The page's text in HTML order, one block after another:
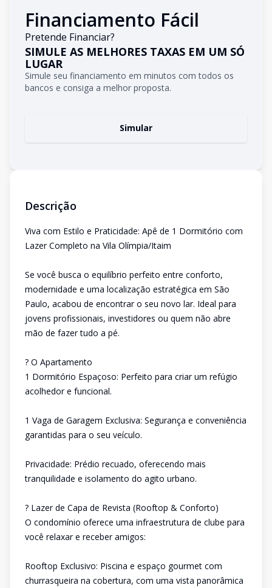
Financiamento Fácil
Pretende Financiar?
SIMULE AS MELHORES TAXAS EM UM SÓ
LUGAR
Simule seu financiamento em minutos com todos os
bancos e consiga a melhor proposta.
Simular
Descrição
Viva com Estilo e Praticidade: Apê de 1 Dormitório com
Lazer Completo na Vila Olímpia/Itaim
Se você busca o equilíbrio perfeito entre conforto,
modernidade e uma localização estratégica em São
Paulo, acabou de encontrar o seu novo lar. Ideal para
jovens profissionais, investidores ou quem não abre
mão de fazer tudo a pé.
? O Apartamento
1 Dormitório Espaçoso: Perfeito para criar um refúgio
acolhedor e funcional.
1 Vaga de Garagem Exclusiva: Segurança e conveniência
garantidas para o seu veículo.
Privacidade: Prédio recuado, oferecendo mais
tranquilidade e isolamento do agito urbano.
? Lazer de Capa de Revista (Rooftop & Conforto)
O condomínio oferece uma infraestrutura de clube para
você relaxar e receber amigos:
Rooftop Exclusivo: Piscina e espaço gourmet com
churrasqueira na cobertura, com uma vista panorâmica